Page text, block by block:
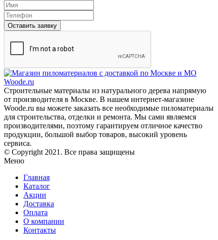
Оставить заявку
Строительные материалы из натурального дерева напрямую
от производителя в Москве. В нашем интернет-магазине
Woode.ru вы можете заказать все необходимые пиломатериалы
для строительства, отделки и ремонта. Мы сами являемся
производителями, поэтому гарантируем отличное качество
продукции, большой выбор товаров, высокий уровень
сервиса.
© Copyright 2021. Все права защищены
Меню
Главная
Каталог
Акции
Доставка
Оплата
О компании
Контакты